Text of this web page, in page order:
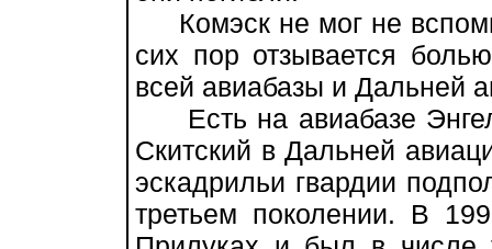
Комэск не мог не
сих пор отзывается
всей авиабазы и Дальней
Есть на авиабазе
Скитский в Дальней
эскадрильи гвардии
третьем поколении. В